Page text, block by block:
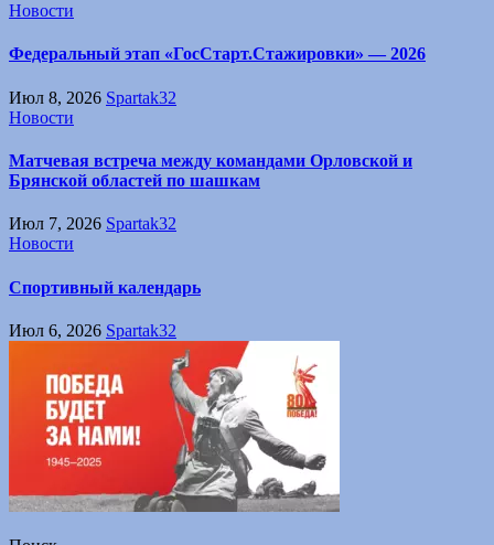
Новости
Федеральный этап «ГосСтарт.Стажировки» — 2026
Июл 8, 2026 Spartak32
Новости
Матчевая встреча между командами Орловской и
Брянской областей по шашкам
Июл 7, 2026 Spartak32
Новости
Спортивный календарь
Июл 6, 2026 Spartak32